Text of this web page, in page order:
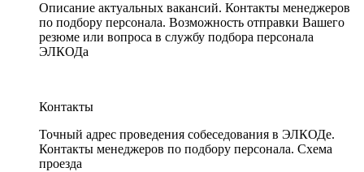
Описание актуальных вакансий. Контакты менеджеров
по подбору персонала. Возможность отправки Вашего
резюме или вопроса в службу подбора персонала
ЭЛКОДа
Контакты
Точный адрес проведения собеседования в ЭЛКОДе.
Контакты менеджеров по подбору персонала. Схема
проезда